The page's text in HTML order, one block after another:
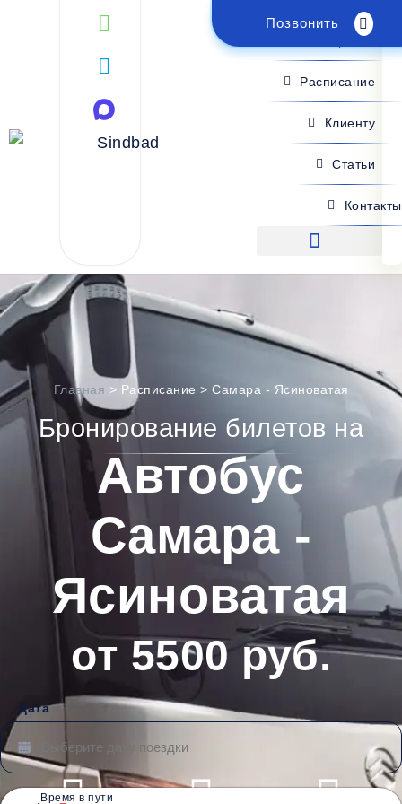
Позвонить
Поиск рейса
Расписание
Клиенту
Статьи
Контакты
Главная > Расписание > Самара - Ясиноватая
Бронирование билетов на
Автобус
Самара -
Ясиноватая
от 5500 руб.
Дата
Время в пути